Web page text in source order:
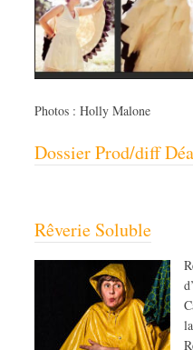
Photos : Holly Malone
Dossier Prod/diff
Rêverie Soluble